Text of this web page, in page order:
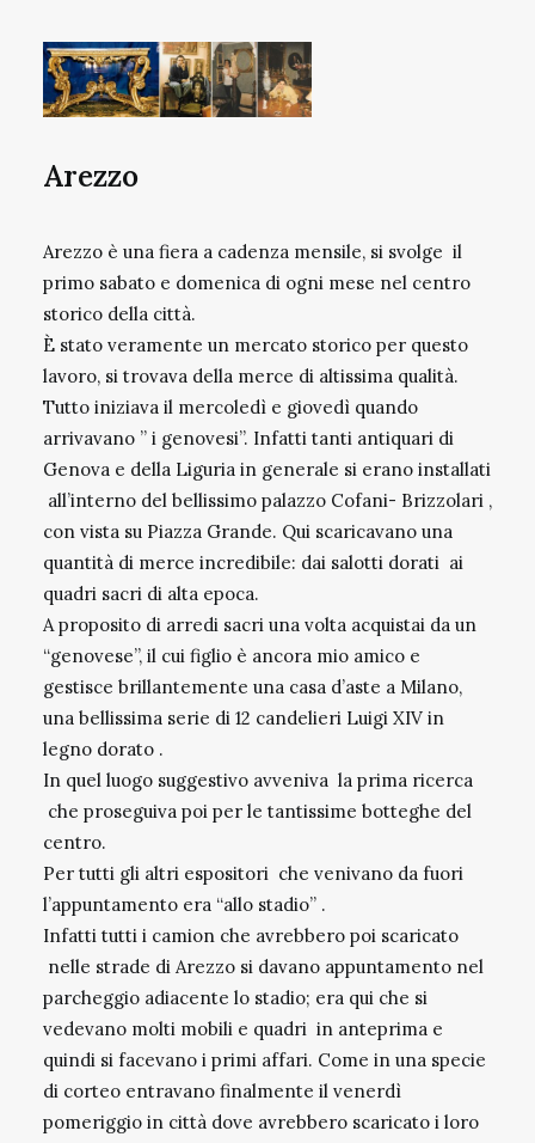
Arezzo
Arezzo è una fiera a cadenza mensile, si svolge il
primo sabato e domenica di ogni mese nel centro
storico della città.
È stato veramente un mercato storico per questo
lavoro, si trovava della merce di altissima qualità.
Tutto iniziava il mercoledì e giovedì quando
arrivavano ” i genovesi”. Infatti tanti antiquari di
Genova e della Liguria in generale si erano installati
all’interno del bellissimo palazzo Cofani- Brizzolari ,
con vista su Piazza Grande. Qui scaricavano una
quantità di merce incredibile: dai salotti dorati ai
quadri sacri di alta epoca.
A proposito di arredi sacri una volta acquistai da un
“genovese”, il cui figlio è ancora mio amico e
gestisce brillantemente una casa d’aste a Milano,
una bellissima serie di 12 candelieri Luigi XIV in
legno dorato .
In quel luogo suggestivo avveniva la prima ricerca
che proseguiva poi per le tantissime botteghe del
centro.
Per tutti gli altri espositori che venivano da fuori
l’appuntamento era “allo stadio” .
Infatti tutti i camion che avrebbero poi scaricato
nelle strade di Arezzo si davano appuntamento nel
parcheggio adiacente lo stadio; era qui che si
vedevano molti mobili e quadri in anteprima e
quindi si facevano i primi affari. Come in una specie
di corteo entravano finalmente il venerdì
pomeriggio in città dove avrebbero scaricato i loro